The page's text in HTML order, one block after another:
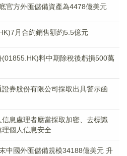
官方外匯儲備資產為4478億美元
月合約銷售額約5.5億元
(01855.HK)料中期除稅後虧損500萬
券股份有限公司採取出具警示函
息處理者應當採取加密、去標識
個人信息安全
中國外匯儲備規模34188億美元 升